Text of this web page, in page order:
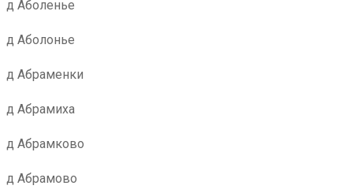
д Аболенье
д Аболонье
д Абраменки
д Абрамиха
д Абрамково
д Абрамово